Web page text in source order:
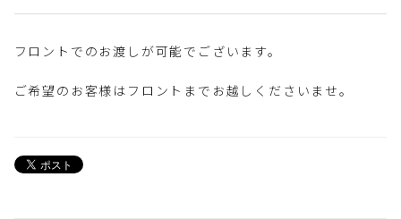
フロントでのお渡しが可能でございます。
ご希望のお客様はフロントまでお越しくださいませ。